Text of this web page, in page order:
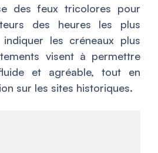
des feux tricolores pour
des heures les plus
les créneaux plus
visent à permettre
et agréable, tout en
sur les sites historiques.